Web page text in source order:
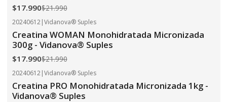
$17.990$21.990
-18% OFF
20240612|Vidanova® Suples
Creatina WOMAN Monohidratada Micronizada
300g - Vidanova® Suples
$17.990$21.990
-18% OFF
20240612|Vidanova® Suples
Creatina PRO Monohidratada Micronizada 1kg -
Vidanova® Suples